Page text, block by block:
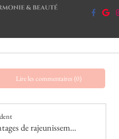
Lire les commentaires (0)
Avantages de rajeunissement par le laser